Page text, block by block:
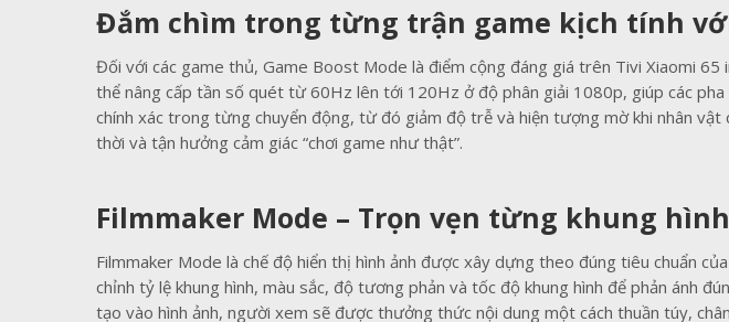
Đắm chìm trong từng trận game kịch tính với
Đối với các game thủ, Game Boost Mode là điểm cộng đáng giá trên Tivi Xiaomi
thể nâng cấp tần số quét từ 60Hz lên tới 120Hz ở độ phân giải 1080p, giúp các
chính xác trong từng chuyển động, từ đó giảm độ trễ và hiện tượng mờ khi nhân
thời và tận hưởng cảm giác “chơi game như thật”.
Filmmaker Mode – Trọn vẹn từng khung
Filmmaker Mode là chế độ hiển thị hình ảnh được xây dựng theo đúng tiêu chuẩn
chỉnh tỷ lệ khung hình, màu sắc, độ tương phản và tốc độ khung hình để phản ánh
tạo vào hình ảnh, người xem sẽ được thưởng thức nội dung một cách thuần túy,